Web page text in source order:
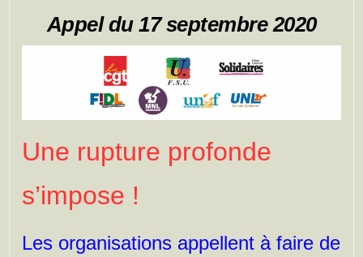
Appel du 17 septembre 2020
Une rupture profonde
s’impose !
Les organisations appellent à faire de